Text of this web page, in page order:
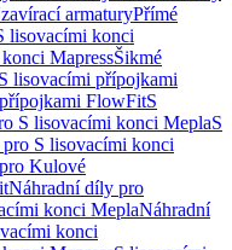
armaturyPřímé
lisovacími konci
MapressŠikmé
S lisovacími přípojkami
FlowFitS
S lisovacími konci MeplaS
S lisovacími konci
Kulové
Náhradní díly pro
konci MeplaNáhradní
konci